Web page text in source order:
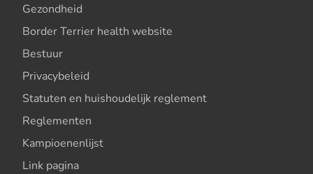
Gezondheid
Border Terrier health website
Bestuur
Privacybeleid
Statuten en huishoudelijk reglement
Reglementen
Kampioenenlijst
Link pagina